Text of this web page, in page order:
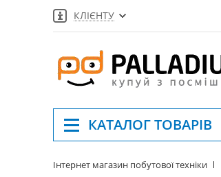
КЛІЄНТУ
КАТАЛОГТОВАРІВ
Інтернет магазин побутової техніки